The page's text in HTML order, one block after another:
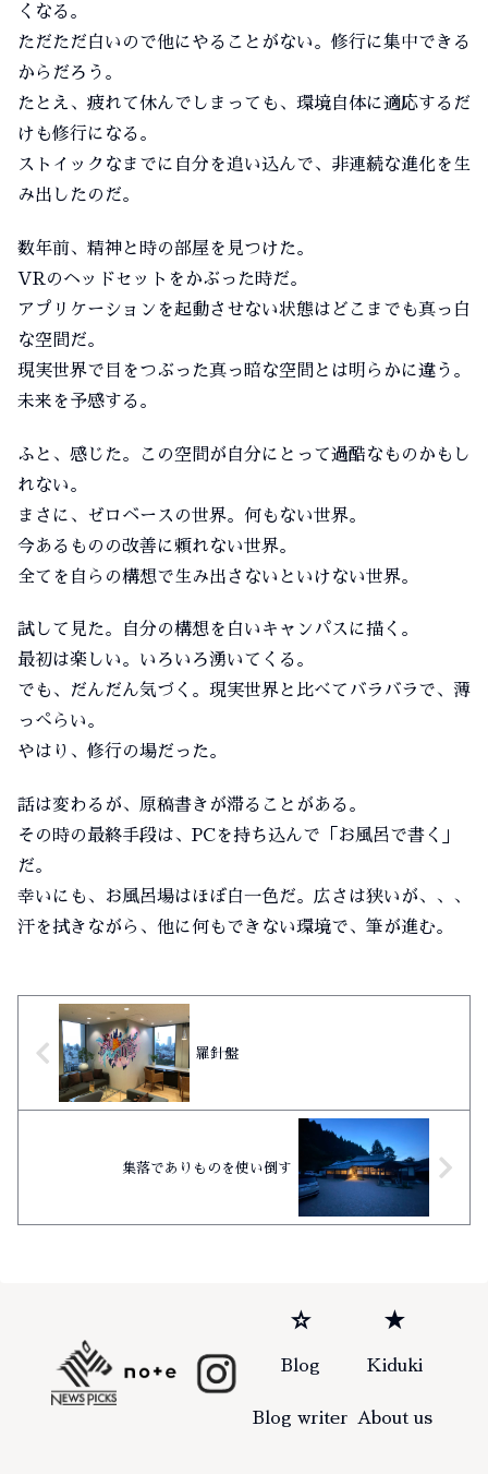
くなる。
ただただ白いので他にやることがない。修行に集中できる
からだろう。
たとえ、疲れて休んでしまっても、環境自体に適応するだ
けも修行になる。
ストイックなまでに自分を追い込んで、非連続な進化を生
み出したのだ。
数年前、精神と時の部屋を見つけた。
VRのヘッドセットをかぶった時だ。
アプリケーションを起動させない状態はどこまでも真っ白
な空間だ。
現実世界で目をつぶった真っ暗な空間とは明らかに違う。
未来を予感する。
ふと、感じた。この空間が自分にとって過酷なものかもし
れない。
まさに、ゼロベースの世界。何もない世界。
今あるものの改善に頼れない世界。
全てを自らの構想で生み出さないといけない世界。
試して見た。自分の構想を白いキャンパスに描く。
最初は楽しい。いろいろ湧いてくる。
でも、だんだん気づく。現実世界と比べてバラバラで、薄
っぺらい。
やはり、修行の場だった。
話は変わるが、原稿書きが滞ることがある。
その時の最終手段は、PCを持ち込んで「お風呂で書く」
だ。
幸いにも、お風呂場はほぼ白一色だ。広さは狭いが、、、
汗を拭きながら、他に何もできない環境で、筆が進む。
羅針盤
集落でありものを使い倒す
☆
Blog
Blog writer
★
Kiduki
About us